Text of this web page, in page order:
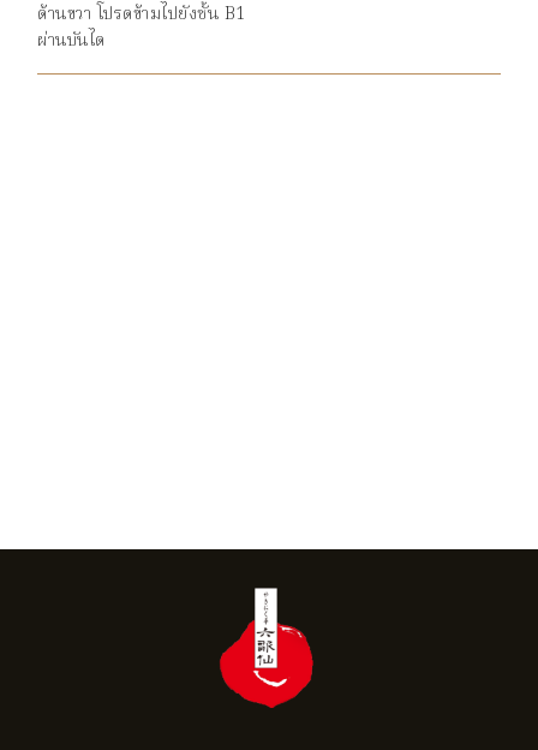
ด้านขวา โปรดข้ามไปยังชั้น B1
ผ่านบันได